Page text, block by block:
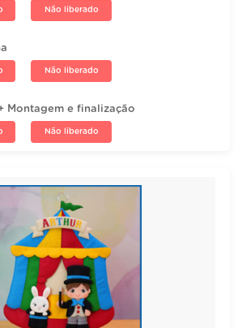
Não liberado
Não liberado
Montagem e finalização
Não liberado